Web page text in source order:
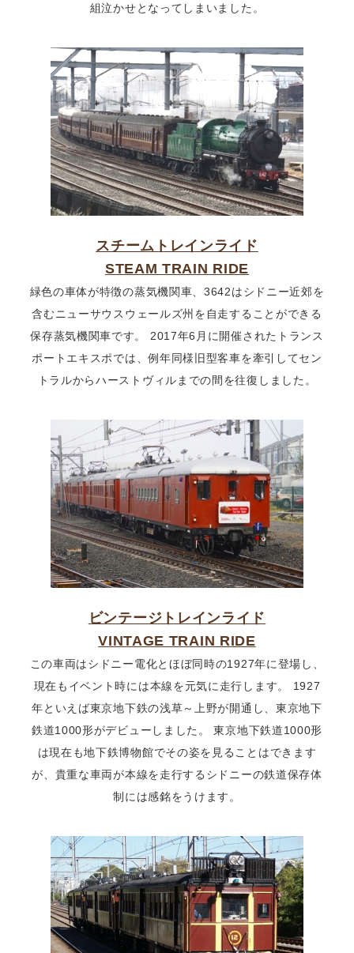
組泣かせとなってしまいました。
スチームトレインライド
STEAM TRAIN RIDE
緑色の車体が特徴の蒸気機関車、3642はシドニー近郊を
含むニューサウスウェールズ州を自走することができる
保存蒸気機関車です。 2017年6月に開催されたトランス
ポートエキスポでは、例年同様旧型客車を牽引してセン
トラルからハーストヴィルまでの間を往復しました。
ビンテージトレインライド
VINTAGE TRAIN RIDE
この車両はシドニー電化とほぼ同時の1927年に登場し、
現在もイベント時には本線を元気に走行します。 1927
年といえば東京地下鉄の浅草～上野が開通し、東京地下
鉄道1000形がデビューしました。 東京地下鉄道1000形
は現在も地下鉄博物館でその姿を見ることはできます
が、貴重な車両が本線を走行するシドニーの鉄道保存体
制には感銘をうけます。